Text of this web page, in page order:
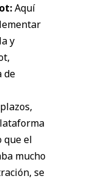
Aquí
y
de
que el
mucho
se